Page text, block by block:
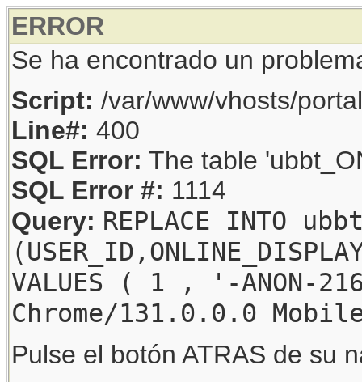
ERROR
Se ha encontrado un
Script: /var/www/vhosts/
Line#: 400
SQL Error: The table
SQL Error #: 1114
Query: REPLACE INTO
VALUES ( 1 , '-
Chrome/131.0.0.0
Pulse el botón ATRAS de su